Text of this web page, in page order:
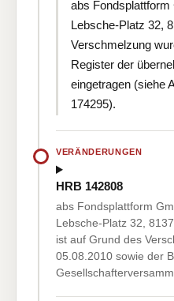
abs
Lebsche-Platz 32,
Verschmelzung
Register der
eingetragen (siehe
174295).
VERÄNDERUNGEN
HRB 142808
abs Fondsplattform
Lebsche-Platz 32,
ist auf Grund des
05.08.2010 sowie der